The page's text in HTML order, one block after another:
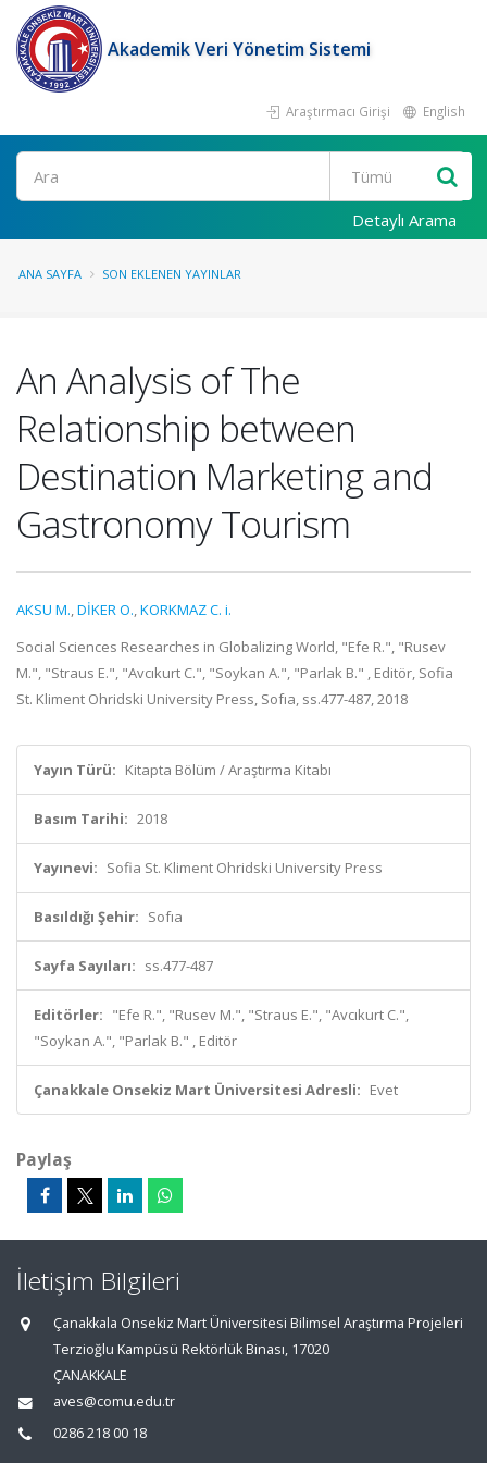
Akademik Veri Yönetim Sistemi
Araştırmacı Girişi English
Ara
Detaylı Arama
ANA SAYFA SON EKLENEN YAYINLAR
An Analysis of The
Relationship between
Destination Marketing and
Gastronomy Tourism
AKSU M.,DİKER O.,KORKMAZ C. i.
Social Sciences Researches in Globalizing World, "Efe R.", "Rusev
M.", "Straus E.", "Avcıkurt C.", "Soykan A.", "Parlak B." , Editör, Sofia
St. Kliment Ohridski University Press, Sofıa, ss.477-487, 2018
Yayın Türü: Kitapta Bölüm / Araştırma Kitabı
Basım Tarihi: 2018
Yayınevi: Sofia St. Kliment Ohridski University Press
Basıldığı Şehir: Sofıa
Sayfa Sayıları: ss.477-487
Editörler: "Efe R.", "Rusev M.", "Straus E.", "Avcıkurt C.",
"Soykan A.", "Parlak B." , Editör
Çanakkale Onsekiz Mart Üniversitesi Adresli: Evet
Paylaş
İletişim Bilgileri
Çanakkala Onsekiz Mart Üniversitesi Bilimsel Araştırma Projeleri
Terzioğlu Kampüsü Rektörlük Binası, 17020
ÇANAKKALE
aves@comu.edu.tr
0286 218 00 18